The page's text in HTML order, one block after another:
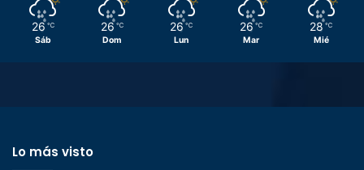
26 ℃
Sáb
26 ℃
Dom
26 ℃
Lun
26 ℃
Mar
28 ℃
Mié
Lo más visto